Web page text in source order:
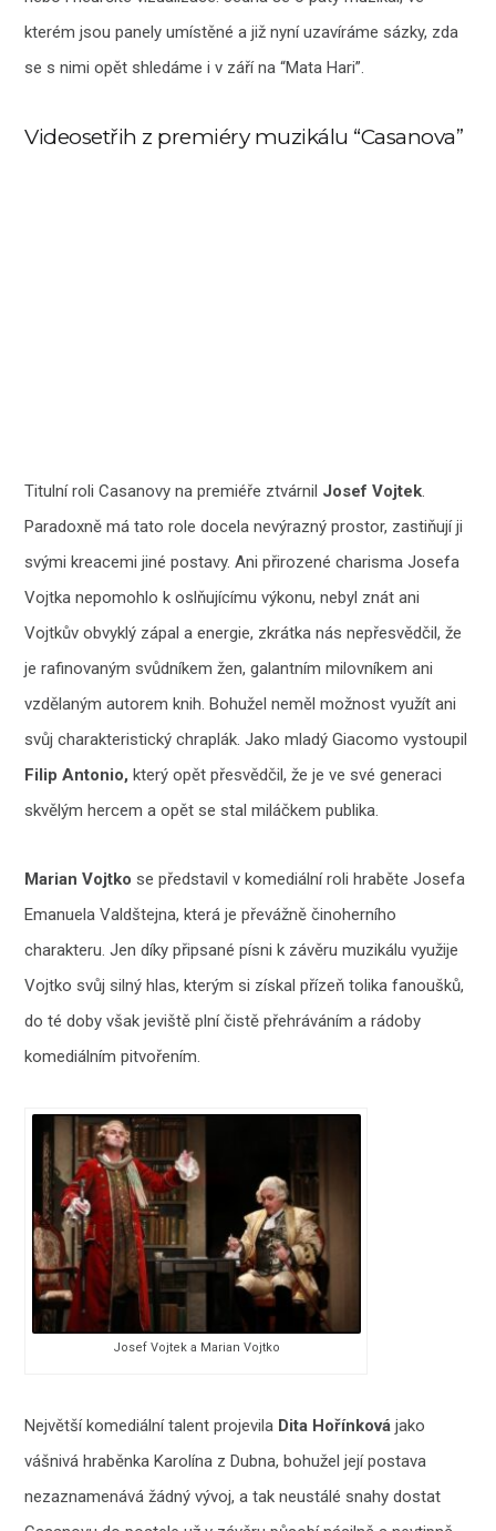
kterém jsou panely umístěné a již nyní uzavíráme sázky, zda
se s nimi opět shledáme i v září na “Mata Hari”.
Videosetřih z premiéry muzikálu “Casanova”
Titulní roli Casanovy na premiéře ztvárnil Josef Vojtek.
Paradoxně má tato role docela nevýrazný prostor, zastiňují ji
svými kreacemi jiné postavy. Ani přirozené charisma Josefa
Vojtka nepomohlo k oslňujícímu výkonu, nebyl znát ani
Vojtkův obvyklý zápal a energie, zkrátka nás nepřesvědčil, že
je rafinovaným svůdníkem žen, galantním milovníkem ani
vzdělaným autorem knih. Bohužel neměl možnost využít ani
svůj charakteristický chraplák. Jako mladý Giacomo vystoupil
Filip Antonio, který opět přesvědčil, že je ve své generaci
skvělým hercem a opět se stal miláčkem publika.
Marian Vojtko se představil v komediální roli hraběte Josefa
Emanuela Valdštejna, která je převážně činoherního
charakteru. Jen díky připsané písni k závěru muzikálu využije
Vojtko svůj silný hlas, kterým si získal přízeň tolika fanoušků,
do té doby však jeviště plní čistě přehráváním a rádoby
komediálním pitvořením.
Josef Vojtek a Marian Vojtko
Největší komediální talent projevila Dita Hořínkovájako
vášnivá hraběnka Karolína z Dubna, bohužel její postava
nezaznamenává žádný vývoj, a tak neustálé snahy dostat